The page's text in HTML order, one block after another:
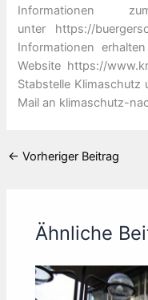
Informationen
unter https://
Informationen
Website https://
Stabstelle
Mail an klimaschutz-
← Vorheriger Beitrag
Ähnliche